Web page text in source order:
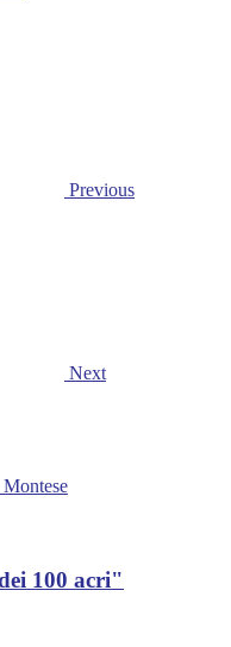
Previous
Next
100 acri"